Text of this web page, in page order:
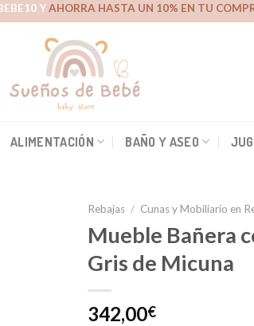
YAHORRA HASTA UN 10% EN TU
ALIMENTACIÓN BAÑO Y ASEO
Rebajas / Cunas y Mobiliario en
Mueble Bañera
Gris de Micuna
342,00€